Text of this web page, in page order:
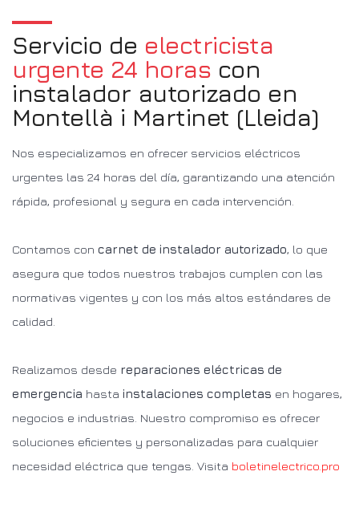
Servicio de electricista
urgente 24 horas con
instalador autorizado en
Montellà i Martinet (Lleida)
Nos especializamos en ofrecer servicios eléctricos
urgentes las 24 horas del día, garantizando una atención
rápida, profesional y segura en cada intervención.
Contamos con carnet de instalador autorizado, lo que
asegura que todos nuestros trabajos cumplen con las
normativas vigentes y con los más altos estándares de
calidad.
Realizamos desde reparaciones eléctricas de
emergencia hasta instalaciones completas en hogares,
negocios e industrias. Nuestro compromiso es ofrecer
soluciones eficientes y personalizadas para cualquier
necesidad eléctrica que tengas. Visita boletinelectrico.pro